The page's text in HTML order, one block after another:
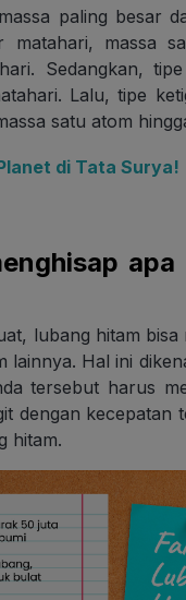
paling besar
matahari, massa
Sedangkan,
Lalu, tipe
satu atom
di Tata Surya!
lubang hitam
lainnya. Hal ini
tersebut harus
dengan kecepatan
hitam.